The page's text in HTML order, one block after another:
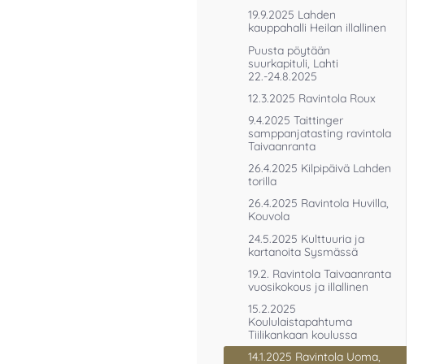
19.9.2025 Lahden
kauppahalli Heilan illallinen
Puusta pöytään
suurkapituli, Lahti
22.-24.8.2025
12.3.2025 Ravintola Roux
9.4.2025 Taittinger
samppanjatasting ravintola
Taivaanranta
26.4.2025 Kilpipäivä Lahden
torilla
26.4.2025 Ravintola Huvilla,
Kouvola
24.5.2025 Kulttuuria ja
kartanoita Sysmässä
19.2. Ravintola Taivaanranta
vuosikokous ja illallinen
15.2.2025
Koululaistapahtuma
Tiilikankaan koulussa
14.1.2025 Ravintola Uoma,